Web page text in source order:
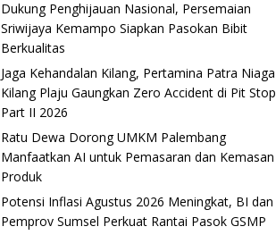
Dukung Penghijauan Nasional, Persemaian
Sriwijaya Kemampo Siapkan Pasokan Bibit
Berkualitas
Jaga Kehandalan Kilang, Pertamina Patra Niaga
Kilang Plaju Gaungkan Zero Accident di Pit Stop
Part II 2026
Ratu Dewa Dorong UMKM Palembang
Manfaatkan AI untuk Pemasaran dan Kemasan
Produk
Potensi Inflasi Agustus 2026 Meningkat, BI dan
Pemprov Sumsel Perkuat Rantai Pasok GSMP